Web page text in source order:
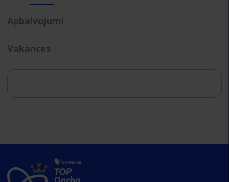
Apbalvojumi
Vakances